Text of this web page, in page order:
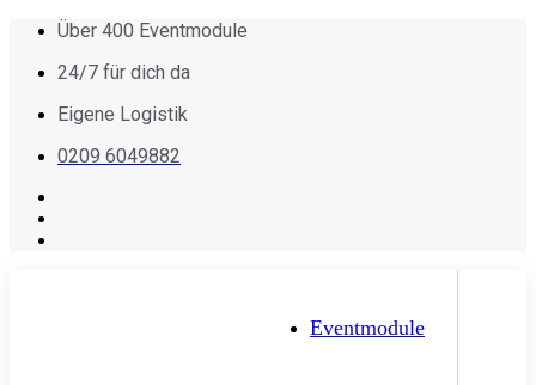
Über 400 Eventmodule
24/7 für dich da
Eigene Logistik
0209 6049882
Eventmodule